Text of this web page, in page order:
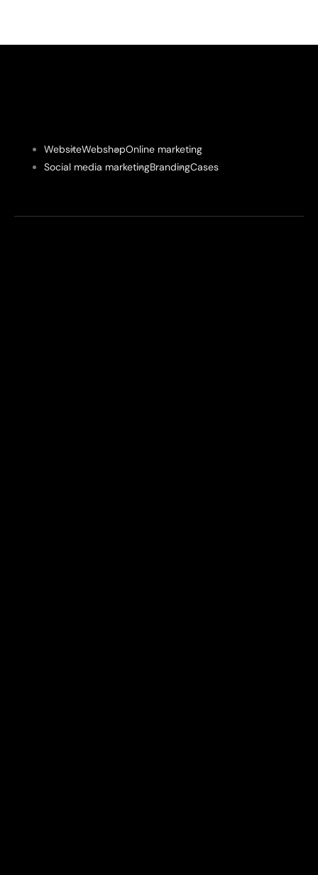
WebsiteWebshopOnline marketing
Social media marketingBrandingCases